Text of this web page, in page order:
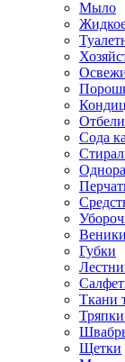
Мыло
Сода
Губки
Ткани
Щетки